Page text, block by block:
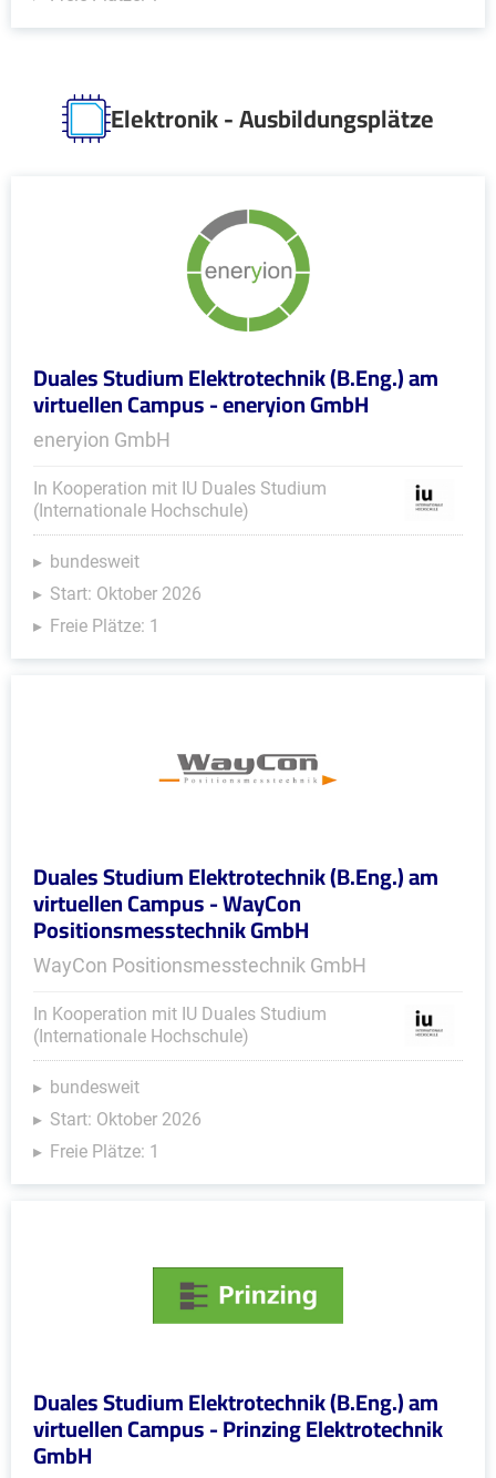
Elektronik - Ausbildungsplätze
Duales Studium Elektrotechnik (B.Eng.) am
virtuellen Campus - eneryion GmbH
eneryion GmbH
In Kooperation mit IU Duales Studium
(Internationale Hochschule)
bundesweit
Start: Oktober 2026
Freie Plätze: 1
Duales Studium Elektrotechnik (B.Eng.) am
virtuellen Campus - WayCon
Positionsmesstechnik GmbH
WayCon Positionsmesstechnik GmbH
In Kooperation mit IU Duales Studium
(Internationale Hochschule)
bundesweit
Start: Oktober 2026
Freie Plätze: 1
Duales Studium Elektrotechnik (B.Eng.) am
virtuellen Campus - Prinzing Elektrotechnik
GmbH